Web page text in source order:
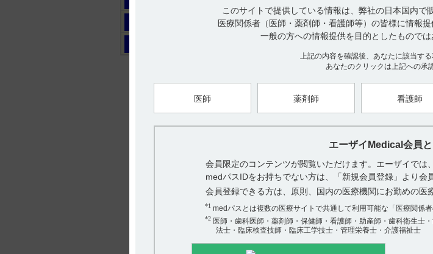
このサイトで提供している情報は、弊社の日本国内で
医療関係者（医師・薬剤師・看護師等）の皆様に情報
一般の方への情報提供を目的としたものでは
上記の内容を確認後、あなたに該当する
あなたのクリックは上記への承
医師 薬剤師 看護師
エーザイMedical会員
会員限定のコンテンツが閲覧いただけます。エーザイでは
medパスIDをお持ちでない方は、「新規会員登録」より会
会員登録できる方は、原則、国内の医療機関にお勤めの医
*1medパスとは複数の医療サイトで共通して利用可能な「医療関係者
*2医師・歯科医師・薬剤師・保健師・看護師・助産師・歯科衛生士
法士・臨床検査技師・臨床工学技士・管理栄養士・介護福祉士
て、安全性評価項目としてパーキン
281例の副次的集計解析では、プラセ
（平均値±SE）は、プラセボ群（-
あり、有意差は確認されませんでし
均スコア（平均±SD）がプラセボ群
定）、3mgと10mg群の固縮の項目や
RCT解析におけるUPDRS part IIIサ
国内第Ⅱ相および国内第III相臨床試験
●試験概要：試験概要：レビー小体型
験、用量探索試験）（431試験）（引
試験デザイン：国内第Ⅱ相、多施設共
対象：レビー小体型認知症患者※3140
プラセボ群 35例、3mg群 35例、5mg
役に立った
役に立たなかった